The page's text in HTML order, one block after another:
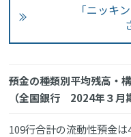
「ニッキ
預金の種類別平均残高・
（全国銀行 2024年３月
109行合計の流動性預金